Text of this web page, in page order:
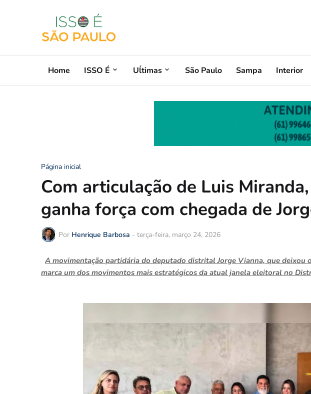
Home ISSO É Uĺtimas São Paulo Sampa Interior
Página inicial
Com articulação de Luis
ganha força com chegada de
Por Henrique Barbosa - terça-feira, março 24, 2026
A movimentação partidária do deputado distrital Jorge Vianna, que deixou
marca um dos movimentos mais estratégicos da atual janela eleitoral no